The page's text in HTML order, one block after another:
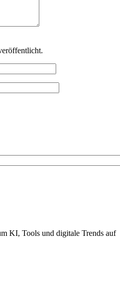
KI, Tools und digitale Trends auf